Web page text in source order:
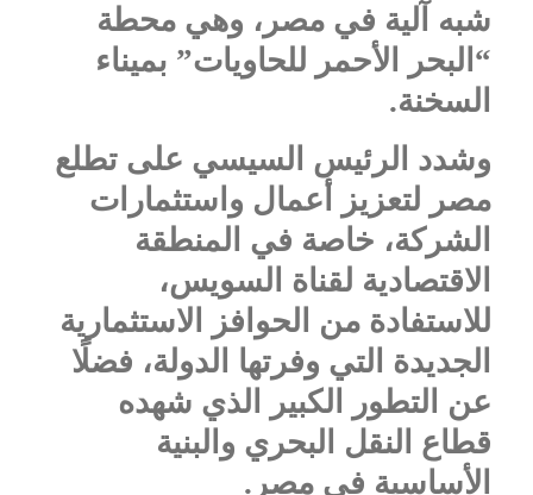
شبه آلية في مصر، وهي محطة
“البحر الأحمر للحاويات” بميناء
السخنة.
وشدد الرئيس السيسي على تطلع
مصر لتعزيز أعمال واستثمارات
الشركة، خاصة في المنطقة
الاقتصادية لقناة السويس،
للاستفادة من الحوافز الاستثمارية
الجديدة التي وفرتها الدولة، فضلًا
عن التطور الكبير الذي شهده
قطاع النقل البحري والبنية
الأساسية في مصر.